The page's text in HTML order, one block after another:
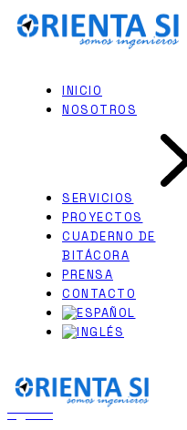
Skip
to
INICIO
NOSOTROS
SERVICIOS
PROYECTOS
CUADERNO DE
BITÁCORA
PRENSA
CONTACTO
PERITAJES JUDICIALES
INGENIERÍA NAVAL